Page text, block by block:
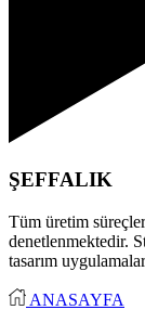
ŞEFFALIK
Tüm üretim
denetlenmektedir.
tasarım
ANASAYFA